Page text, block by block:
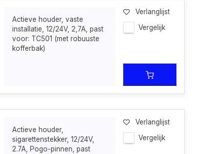
Actieve houder, vaste
installatie, 12/24V, 2,7A, past
voor: TC501 (met robuuste
kofferbak)
Verlanglijst
Vergelijk
Actieve houder,
sigarettenstekker, 12/24V,
2.7A, Pogo-pinnen, past
Verlanglijst
Vergelijk